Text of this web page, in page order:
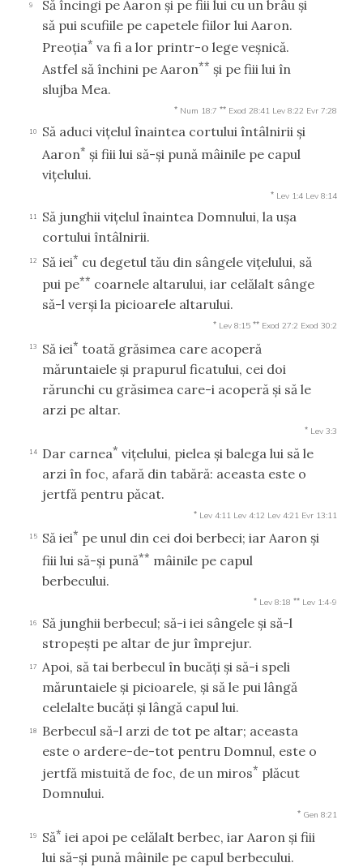
9
Să încingi pe Aaron şi pe fiii lui cu un brâu şi
să pui scufiile pe capetele fiilor lui Aaron.
Preoţia* va fi a lor printr-o lege veşnică.
Astfel să închini pe Aaron** şi pe fiii lui în
slujba Mea.
* Num 18:7 ** Exod 28:41 Lev 8:22 Evr 7:28
10
Să aduci viţelul înaintea cortului întâlnirii şi
Aaron* şi fiii lui să-şi pună mâinile pe capul
viţelului.
* Lev 1:4 Lev 8:14
11
Să junghii viţelul înaintea Domnului, la uşa
cortului întâlnirii.
12 Să iei* cu degetul tău din sângele viţelului, să
pui pe** coarnele altarului, iar celălalt sânge
să-l verşi la picioarele altarului.
* Lev 8:15 ** Exod 27:2 Exod 30:2
13 Să iei* toată grăsimea care acoperă
măruntaiele şi prapurul ficatului, cei doi
rărunchi cu grăsimea care-i acoperă şi să le
arzi pe altar.
* Lev 3:3
14 Dar carnea* viţelului, pielea şi balega lui să le
arzi în foc, afară din tabără: aceasta este o
jertfă pentru păcat.
* Lev 4:11 Lev 4:12 Lev 4:21 Evr 13:11
15 Să iei* pe unul din cei doi berbeci; iar Aaron şi
fiii lui să-şi pună** mâinile pe capul
berbecului.
* Lev 8:18 ** Lev 1:4-9
16
Să junghii berbecul; să-i iei sângele şi să-l
stropeşti pe altar de jur împrejur.
17
Apoi, să tai berbecul în bucăţi şi să-i speli
măruntaiele şi picioarele, şi să le pui lângă
celelalte bucăţi şi lângă capul lui.
18
Berbecul să-l arzi de tot pe altar; aceasta
este o ardere-de-tot pentru Domnul, este o
jertfă mistuită de foc, de un miros* plăcut
Domnului.
* Gen 8:21
19 Să* iei apoi pe celălalt berbec, iar Aaron şi fiii
lui să-şi pună mâinile pe capul berbecului.